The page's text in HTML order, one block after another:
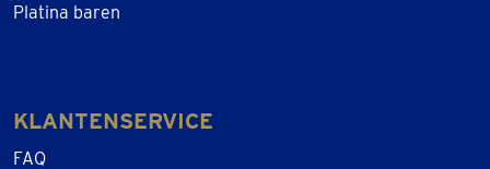
Platina baren
KLANTENSERVICE
FAQ